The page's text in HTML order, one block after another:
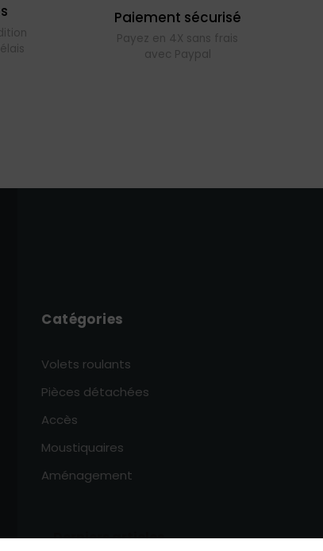
Paiement sécurisé
Payez en 4X sans frais
avec Paypal
Catégories
Volets roulants
Pièces détachées
Accès
Moustiquaires
Aménagement
Derniers articles